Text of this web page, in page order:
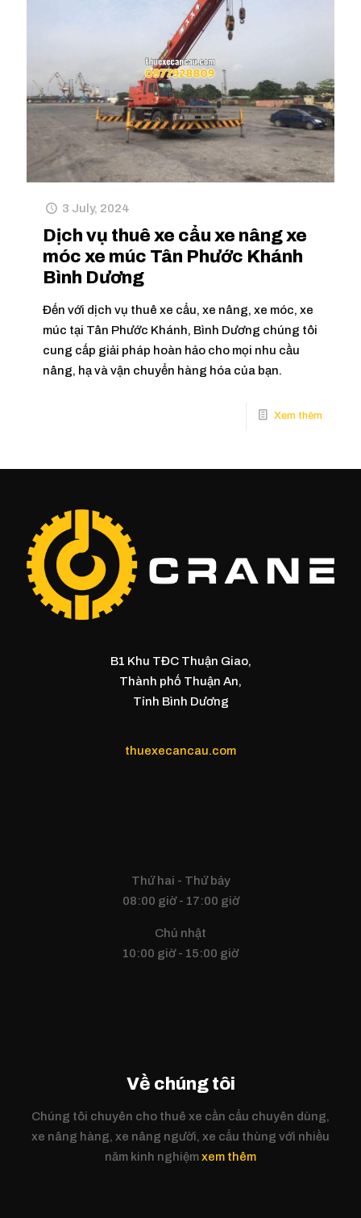
3 July, 2024
Dịch vụ thuê xe cẩu xe nâng xe
móc xe múc Tân Phước Khánh
Bình Dương
Đến với dịch vụ thuê xe cẩu, xe nâng, xe móc, xe
múc tại Tân Phước Khánh, Bình Dương chúng tôi
cung cấp giải pháp hoàn hảo cho mọi nhu cầu
nâng, hạ và vận chuyển hàng hóa của bạn.
B1 Khu TĐC Thuận Giao,
Thành phố Thuận An,
Tỉnh Bình Dương
thuexecancau.com
Thứ hai - Thứ bảy
08:00 giờ - 17:00 giờ
Chủ nhật
10:00 giờ - 15:00 giờ
Về chúng tôi
Chúng tôi chuyên cho thuê xe cần cẩu chuyên dùng,
xe nâng hàng, xe nâng người, xe cẩu thùng với nhiều
năm kinh nghiệmxem thêm